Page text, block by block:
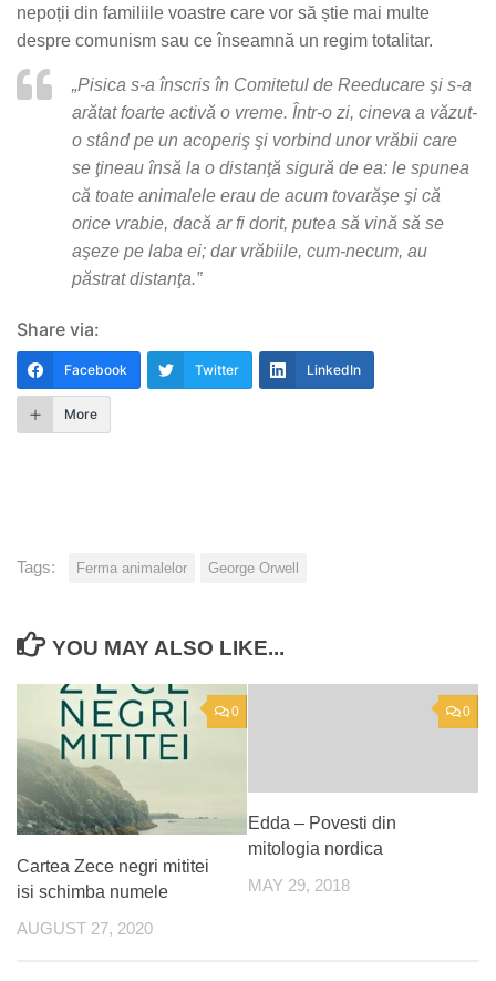
nepoții din familiile voastre care vor să știe mai multe
despre comunism sau ce înseamnă un regim totalitar.
„Pisica s-a înscris în Comitetul de Reeducare şi s-a
arătat foarte activă o vreme. Într-o zi, cineva a văzut-
o stând pe un acoperiş şi vorbind unor vrăbii care
se ţineau însă la o distanţă sigură de ea: le spunea
că toate animalele erau de acum tovarăşe şi că
orice vrabie, dacă ar fi dorit, putea să vină să se
aşeze pe laba ei; dar vrăbiile, cum-necum, au
păstrat distanţa.”
Share via:
Facebook Twitter LinkedIn
More
Tags: Ferma animalelor George Orwell
YOU MAY ALSO LIKE...
0
Cartea Zece negri mititei
isi schimba numele
AUGUST 27, 2020
0
Edda – Povesti din
mitologia nordica
MAY 29, 2018